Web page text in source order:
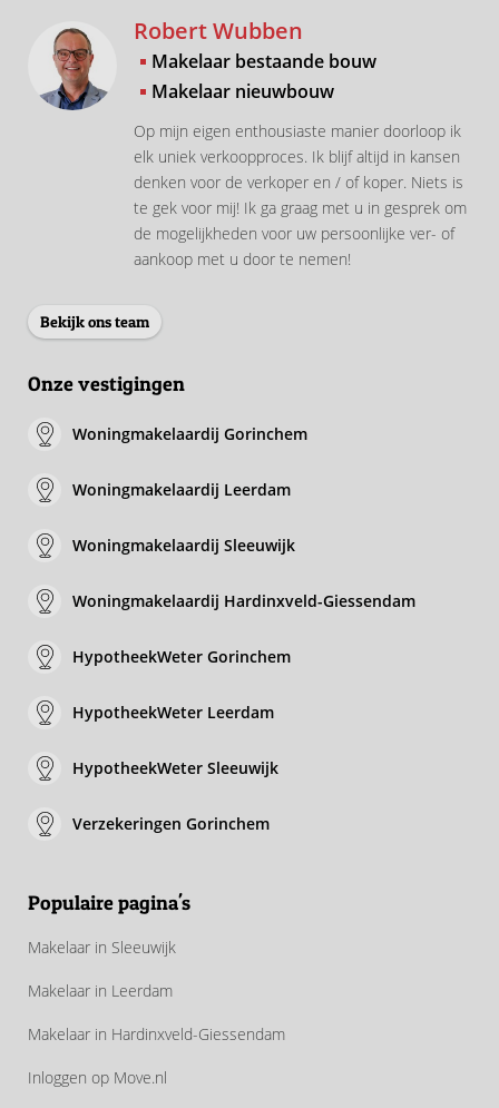
Robert Wubben
Makelaar bestaande bouw
Makelaar nieuwbouw
Op mijn eigen enthousiaste manier doorloop ik
elk uniek verkoopproces. Ik blijf altijd in kansen
denken voor de verkoper en / of koper. Niets is
te gek voor mij! Ik ga graag met u in gesprek om
de mogelijkheden voor uw persoonlijke ver- of
aankoop met u door te nemen!
Bekijk ons team
Onze vestigingen
Woningmakelaardij Gorinchem
Woningmakelaardij Leerdam
Woningmakelaardij Sleeuwijk
Woningmakelaardij Hardinxveld-Giessendam
HypotheekWeter Gorinchem
HypotheekWeter Leerdam
HypotheekWeter Sleeuwijk
Verzekeringen Gorinchem
Populaire pagina's
Makelaar in Sleeuwijk
Makelaar in Leerdam
Makelaar in Hardinxveld-Giessendam
Inloggen op Move.nl